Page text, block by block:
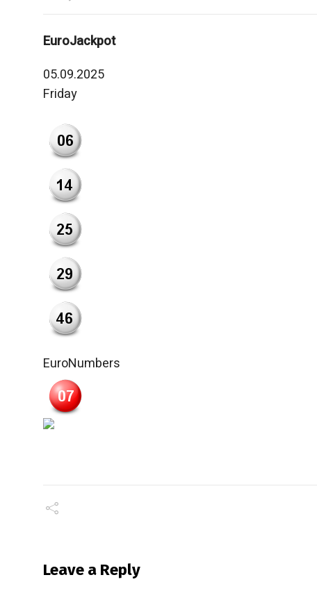
EuroJackpot
05.09.2025
Friday
EuroNumbers
Leave a Reply